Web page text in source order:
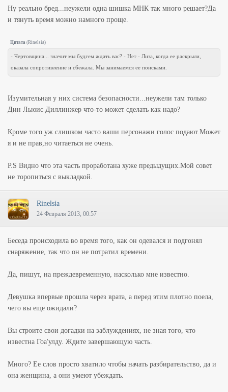
Ну реально бред...неужели одна шишка МНК так много решает?Да
и тянуть время можно намного проще.
Цитата (Rinelsia)
- Чертовщина... значит мы будгем ждать вас? - Нет - Лиза, когда ее раскрыли,
оказала сопротивление и сбежала. Мы занимаемся ее поисками.
Изумительная у них система безопасности...неужели там только
Дин Льюис Диллинжер что-то может сделать как надо?
Кроме того уж слишком часто ваши персонажи голос подают.Может
я и не прав,но читаеться не очень.
P.S Видно что эта часть проработана хуже предыдущих.Мой совет
не торопиться с выкладкой.
Rinelsia
24 Февраля 2013, 00:57
Беседа происходила во время того, как он одевался и подгонял
снаряжение, так что он не потратил времени.
Да, пишут, на преждевременную, насколько мне известно.
Девушка впервые прошла через врата, а перед этим плотно поела,
чего вы еще ожидали?
Вы строите свои догадки на заблуждениях, не зная того, что
известна Гоа'улду. Ждите завершающую часть.
Много? Ее слов просто хватило чтобы начать разбирательство, да и
она женщина, а они умеют убеждать.